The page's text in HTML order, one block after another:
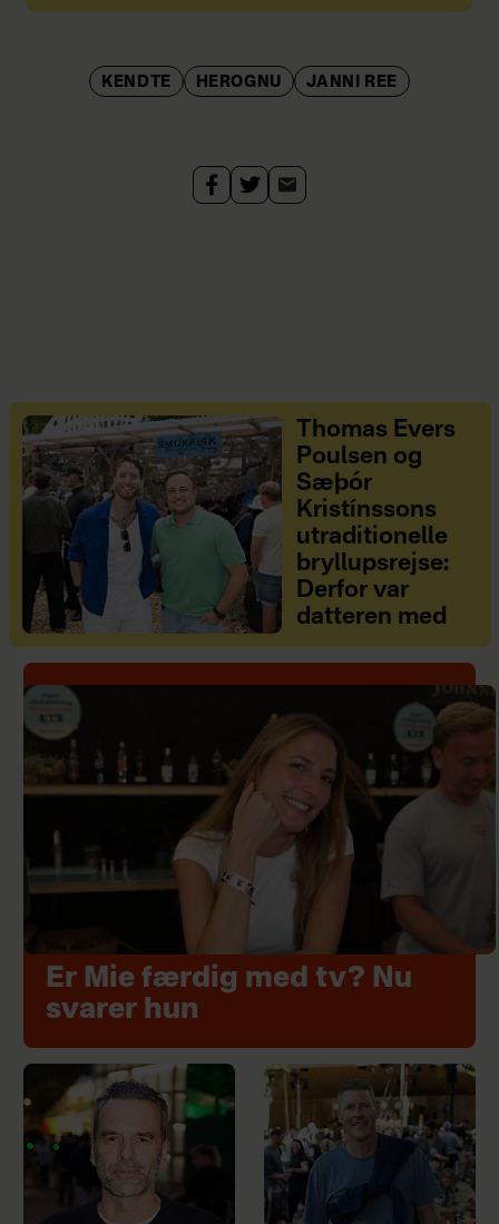
KENDTE HEROGNU JANNI REE
Thomas Evers
Poulsen og
Sæþór
Kristínssons
utraditionelle
bryllupsrejse:
Derfor var
datteren med
Er Mie færdig med tv? Nu
svarer hun